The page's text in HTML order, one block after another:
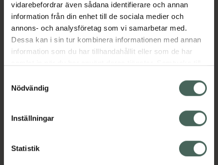
vidarebefordrar även sådana identifierare och annan
information från din enhet till de sociala medier och
annons- och analysföretag som vi samarbetar med.
Dessa kan i sin tur kombinera informationen med annan
information som du har tillhandahållit eller som de har
återkalla ditt samtycke via webbplatsens
cookieinställningar. Ett återkallat samtycke påverkar inte
lagligheten av behandling som skett innan återkallelsen.
Nödvändig
Inställningar
Statistik
EAN:07046260540606
Kategorier:
Antihistamin Glutenintolerans
Illamående & åksjukaMage
Magsjuka & diarréResa